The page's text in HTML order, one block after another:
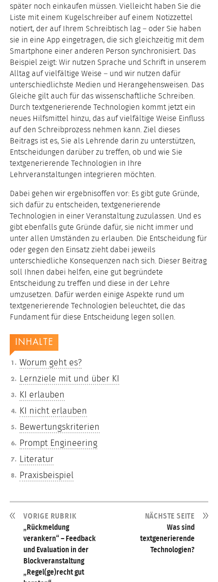
später noch einkaufen müssen. Vielleicht haben Sie die
Liste mit einem Kugelschreiber auf einem Notizzettel
notiert, der auf Ihrem Schreibtisch lag – oder Sie haben
sie in eine App eingetragen, die sich gleichzeitig mit dem
Smartphone einer anderen Person synchronisiert. Das
Beispiel zeigt: Wir nutzen Sprache und Schrift in unserem
Alltag auf vielfältige Weise – und wir nutzen dafür
unterschiedlichste Medien und Herangehensweisen. Das
Gleiche gilt auch für das wissenschaftliche Schreiben.
Durch textgenerierende Technologien kommt jetzt ein
neues Hilfsmittel hinzu, das auf vielfältige Weise Einfluss
auf den Schreibprozess nehmen kann. Ziel dieses
Beitrags ist es, Sie als Lehrende darin zu unterstützen,
Entscheidungen darüber zu treffen, ob und wie Sie
textgenerierende Technologien in Ihre
Lehrveranstaltungen integrieren möchten.
Dabei gehen wir ergebnisoffen vor: Es gibt gute Gründe,
sich dafür zu entscheiden, textgenerierende
Technologien in einer Veranstaltung zuzulassen. Und es
gibt ebenfalls gute Gründe dafür, sie nicht immer und
unter allen Umständen zu erlauben. Die Entscheidung für
oder gegen den Einsatz zieht dabei jeweils
unterschiedliche Konsequenzen nach sich. Dieser Beitrag
soll Ihnen dabei helfen, eine gut begründete
Entscheidung zu treffen und diese in der Lehre
umzusetzen. Dafür werden einige Aspekte rund um
textgenerierende Technologien beleuchtet, die das
Fundament für diese Entscheidung legen sollen.
INHALTE
Worum geht es?
Lernziele mit und über KI
KI erlauben
KI nicht erlauben
Bewertungskriterien
Prompt Engineering
Literatur
Praxisbeispiel
VORIGE RUBRIK
„Rückmeldung
verankern“ – Feedback
und Evaluation in der
Blockveranstaltung
„Regel(ge)recht gut
NÄCHSTE SEITE
Was sind
textgenerierende
Technologien?